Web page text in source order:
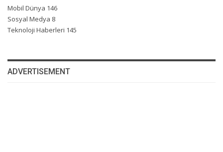
Mobil Dünya 146
Sosyal Medya 8
Teknoloji Haberleri 145
ADVERTISEMENT